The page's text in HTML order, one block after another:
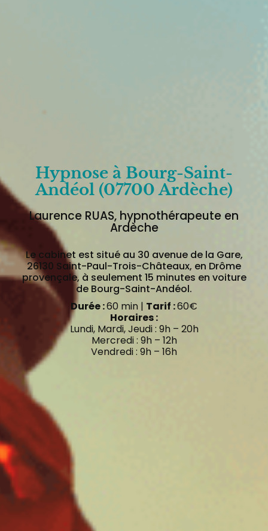
Hypnose à Bourg-Saint-
Andéol (07700 Ardèche)
Laurence RUAS, hypnothérapeute en
Ardèche
Le cabinet est situé au 30 avenue de la Gare,
26130 Saint-Paul-Trois-Châteaux, en Drôme
provençale, à seulement 15 minutes en voiture
de Bourg-Saint-Andéol.
Durée :60 min | Tarif :60€
Horaires :
Lundi, Mardi, Jeudi : 9h – 20h
Mercredi : 9h – 12h
Vendredi : 9h – 16h